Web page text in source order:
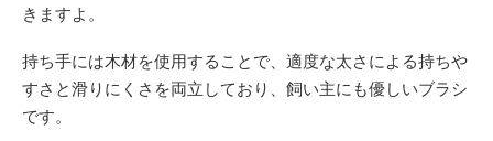
きますよ。
持ち手には木材を使用することで、適度な太さによる持ちや
すさと滑りにくさを両立しており、飼い主にも優しいブラシ
です。